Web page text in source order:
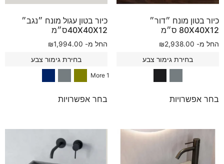
כיור בטון מונח ״דור״
80X40X12 ס״מ
החל מ- ₪2,938.00
בחירת גימור צבע
בחר אפשרויות
כיור בטון עגול מונח ״נגב״
40X40X12ס״מ
החל מ- ₪1,994.00
בחירת גימור צבע
1 More
בחר אפשרויות